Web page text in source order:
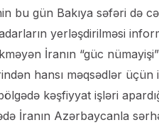
bu gün Bakıya səfəri də
yerləşdirilməsi
İranın “güc
hansı məqsədlər üçün
kəşfiyyat işləri
İranın Azərbaycanla